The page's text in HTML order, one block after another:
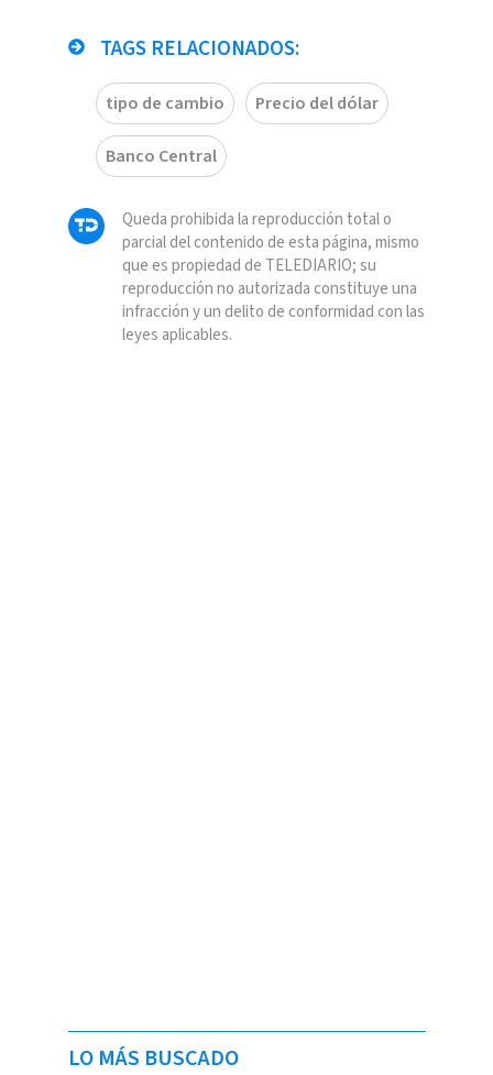
TAGS RELACIONADOS:
tipo de cambio Precio del dólar
Banco Central
Queda prohibida la reproducción total o
parcial del contenido de esta página, mismo
que es propiedad de TELEDIARIO; su
reproducción no autorizada constituye una
infracción y un delito de conformidad con las
leyes aplicables.
LO MÁS BUSCADO